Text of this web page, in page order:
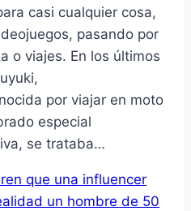
casi cualquier cosa,
pasando por
o viajes. En los últimos
por viajar en moto
especial
se trataba…
que una influencer
un hombre de 50